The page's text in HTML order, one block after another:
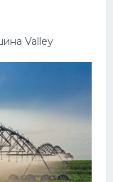
Valley